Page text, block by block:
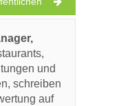
und
schreiben
auf